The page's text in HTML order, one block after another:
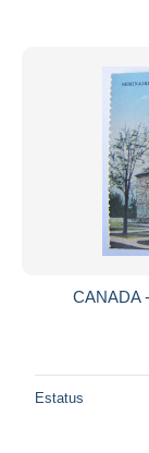
CANADA
Estatus